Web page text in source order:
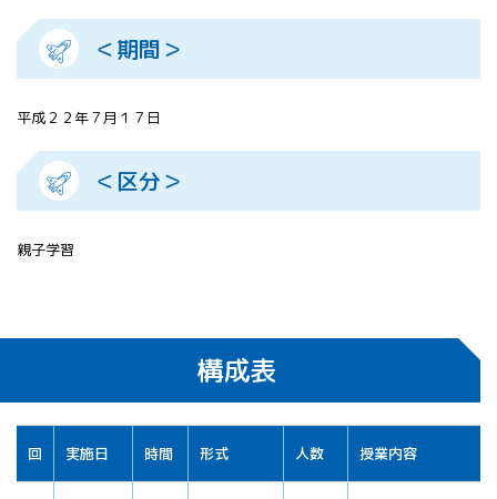
宇宙教育会
＜期間＞
平成２２年７月１７日
＜区分＞
親子学習
構成表
回 実施日 時間 形式 人数 授業内容